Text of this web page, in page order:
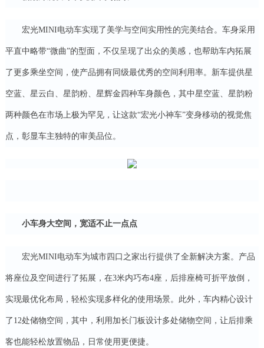
宏光MINI电动车实现了美学与空间实用性的完美结合。车身采用
平直中略带“微曲”的型面，不仅呈现了出众的美感，也帮助车内拓展
了更多乘坐空间，使产品拥有同级最优秀的空间利用率。新车提供星
空蓝、星云白、星韵粉、星辉金四种车身颜色，其中星空蓝、星韵粉
两种颜色在市场上极为罕见，让这款“宏光小神车”变身移动的视觉焦
点，彰显车主独特的审美品位。
小车身大空间，宽适不止一点点
宏光MINI电动车为城市四口之家出行提供了全新解决方案。产品
将座位及空间进行了拓展，在3米内巧布4座，后排座椅可折平放倒，
实现最优化布局，轻松实现多样化的使用场景。此外，车内精心设计
了12处储物空间，其中，利用加长门板设计多处储物空间，让后排乘
客也能轻松放置物品，日常使用更便捷。